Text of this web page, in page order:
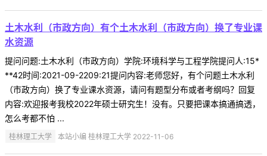
土木水利（市政方向）有个土木水利（市政方向）换了专业课
水资源
提问问题:土木水利（市政方向）学院:环境科学与工程学院提问人:15*
**42时间:2021-09-2209:21提问内容:老师您好，有个问题土木水利
（市政方向）换了专业课水资源，请问有题型分布或者考纲吗？回复
内容:欢迎报考我校2022年硕士研究生！没有。只要把课本搞通搞透，
怎么考都不怕 ...
桂林理工大学 本站小编 桂林理工大学 2022-11-06